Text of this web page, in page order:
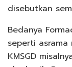
disebutkan
Bedanya
seperti asrama
KMSGD